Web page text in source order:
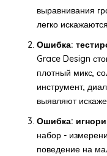
выравнивания
легко
Ошибка:
Grace Design
плотный микс,
инструмент,
выявляют
Ошибка:
набор -
поведение на